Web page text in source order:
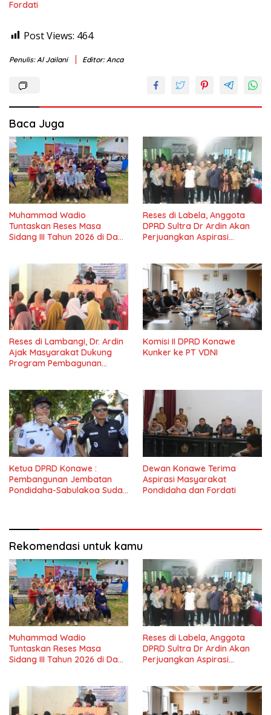
Fordati
Post Views: 464
Penulis: Al Jailani Editor: Anca
Baca Juga
Muhammad Wadio
Tuntaskan Reses Masa
Sidang III Tahun 2026 di Dapil
Reses di Labela, Anggota
DPRD Sultra Dr Ardin Akan
Perjuangkan Aspirasi
Reses di Lambangi, Dr. Ardin
Ajak Masyarakat Dukung
Program Pembagunan
Komisi II DPRD Konawe
Kunker ke PT VDNI
Ketua DPRD Konawe :
Pembangunan Jembatan
Pondidaha-Sabulakoa Sudah
Dewan Konawe Terima
Aspirasi Masyarakat
Pondidaha dan Fordati
Rekomendasi untuk kamu
Muhammad Wadio
Tuntaskan Reses Masa
Sidang III Tahun 2026 di Dapil
Reses di Labela, Anggota
DPRD Sultra Dr Ardin Akan
Perjuangkan Aspirasi